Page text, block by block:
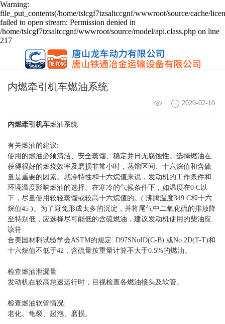
Warning:
file_put_contents(/home/tslcgf7tzsaltccgnf/wwwroot/source/cache/
failed to open stream: Permission denied in
/home/tslcgf7tzsaltccgnf/wwwroot/source/model/api.class.php on line
217
​内燃牵引机车燃油系统
2020-02-10
内燃牵引机车燃油系统
有关燃油的建议:
使用的燃油必须清洁、安全蒸馏、稳定并日无腐蚀性。选择燃油在
获得很好的燃烧效率及磨损非常小时，蒸馏区间、十六烷值和含硫
量是重要的因素。就冷特性和十六烷值来说，发动机的工作条件和
环境温度影响燃油的选择。在寒冷的气候条件下，如温度在0 C以
下，尽量使用较轻蒸馏或较高十六烷值的。( 沸腾温度349 C和十六
烷值45 )。为了避免形成太多的沉淀，并将尾气中二氧化硫的排放降
至特别低，应选择尽可能低的含硫燃油，建议发动机使用的柴油应
该符
合美国材料试验学会ASTM的规定: D97SNoID(C-B) 或No.2D(T-T)和
十六烷值不低于42，含硫量按重量计算不大于0.5%的燃油。
检查燃油泄漏量
发动机在较高怠速运行时，目视检查各燃油接头及软管。
检查燃油软管情况:
老化、龟裂、起泡、磨损。